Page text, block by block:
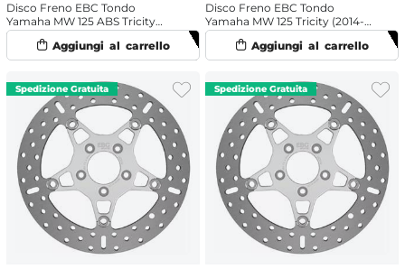
Disco Freno EBC Tondo
Yamaha MW 125 ABS Tricity
(2014-2021) Anteriore
Disco Freno EBC Tondo
Yamaha MW 125 Tricity (2014-
2016) Anteriore